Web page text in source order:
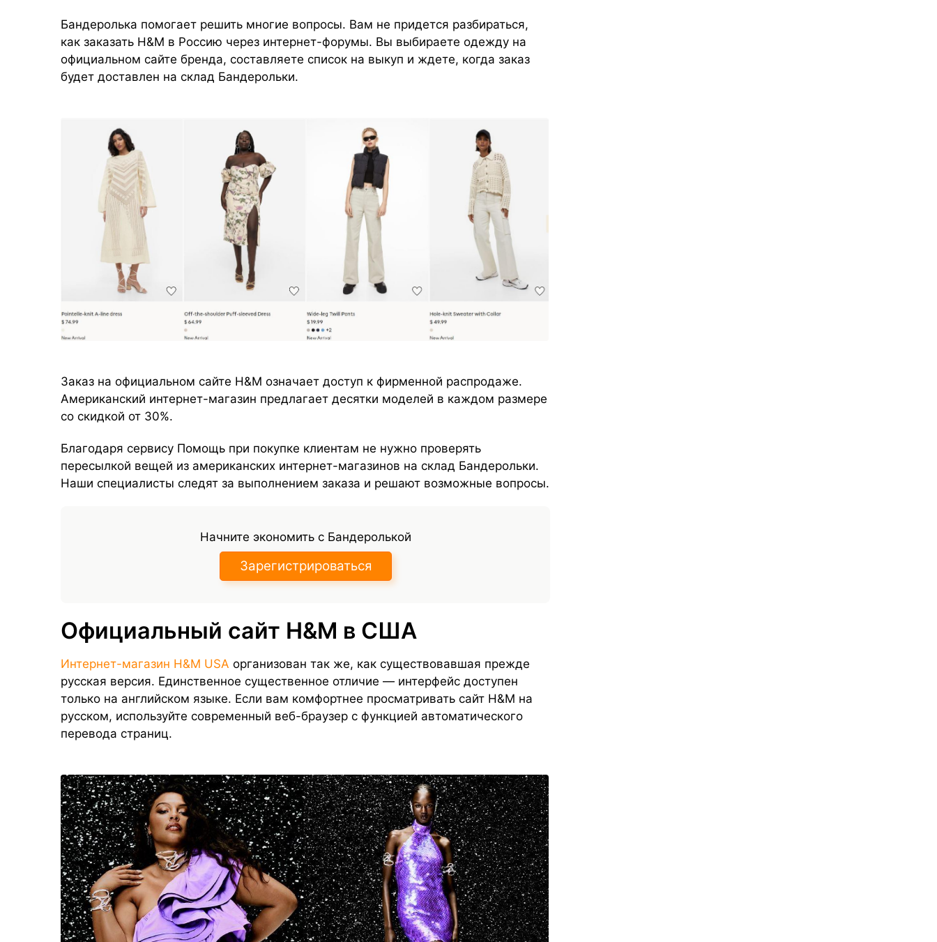
Бандеролька помогает решить многие вопросы. Вам не придется разбираться,
как заказать H&M в Россию через интернет-форумы. Вы выбираете одежду на
официальном сайте бренда, составляете список на выкуп и ждете, когда заказ
будет доставлен на склад Бандерольки.
Заказ на официальном сайте H&M означает доступ к фирменной распродаже.
Американский интернет-магазин предлагает десятки моделей в каждом размере
со скидкой от 30%.
Благодаря сервису Помощь при покупке клиентам не нужно проверять
пересылкой вещей из американских интернет-магазинов на склад Бандерольки.
Наши специалисты следят за выполнением заказа и решают возможные вопросы.
Начните экономить с Бандеролькой
Зарегистрироваться
Официальный сайт H&M в США
Интернет-магазин H&M USA организован так же, как существовавшая прежде
русская версия. Единственное существенное отличие — интерфейс доступен
только на английском языке. Если вам комфортнее просматривать сайт H&M на
русском, используйте современный веб-браузер с функцией автоматического
перевода страниц.